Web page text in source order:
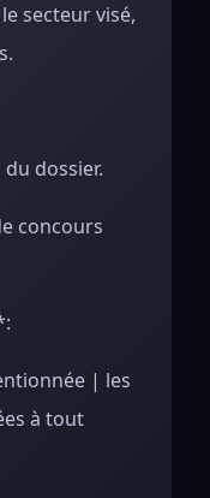
secteur visé,
dossier.
concours
| les
à tout